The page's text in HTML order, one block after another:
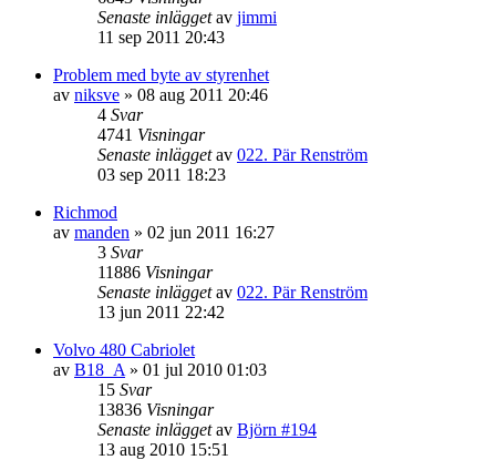
Senaste inläggetav jimmi
11 sep 2011 20:43
Problem med byte av styrenhet
av niksve » 08 aug 2011 20:46
4 Svar
4741 Visningar
Senaste inläggetav 022. Pär Renström
03 sep 2011 18:23
Richmod
av manden » 02 jun 2011 16:27
3 Svar
11886 Visningar
Senaste inläggetav 022. Pär Renström
13 jun 2011 22:42
Volvo 480 Cabriolet
av B18_A » 01 jul 2010 01:03
15 Svar
13836 Visningar
Senaste inläggetav Björn #194
13 aug 2010 15:51